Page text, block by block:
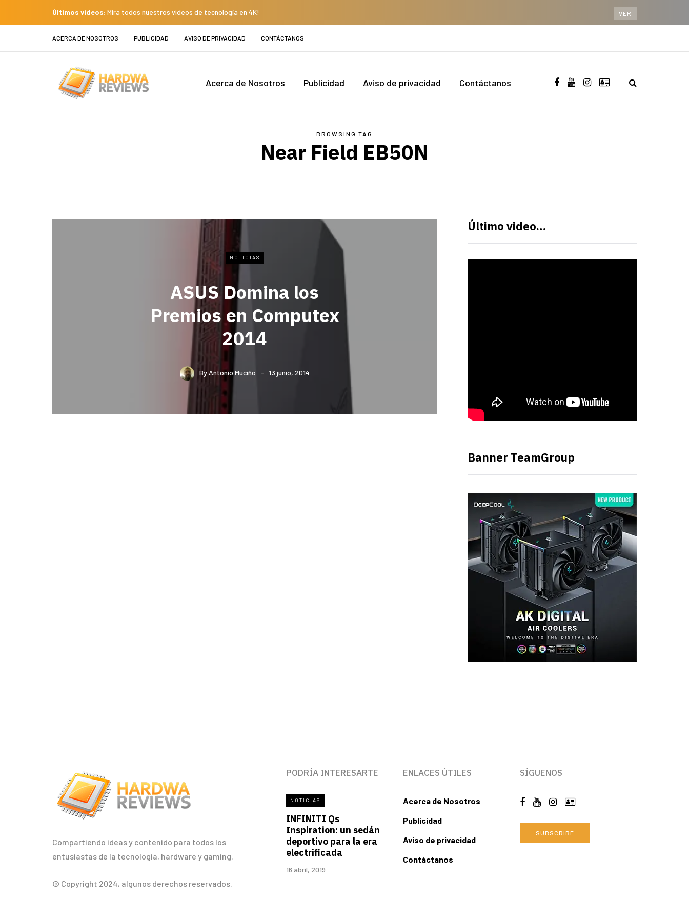
Últimos videos: Mira todos nuestros videos de tecnología en 4K! VER
ACERCA DE NOSOTROS PUBLICIDAD AVISO DE PRIVACIDAD CONTÁCTANOS
Acerca de Nosotros Publicidad Aviso de privacidad Contáctanos
BROWSING TAG
Near Field EB50N
NOTICIAS
ASUS Domina los
Premios en Computex
2014
By Antonio Muciño 13 junio, 2014
Último video…
Banner TeamGroup
Compartiendo ideas y contenido para todos los
entusiastas de la tecnología, hardware y gaming.
© Copyright 2024, algunos derechos reservados.
PODRÍA INTERESARTE
NOTICIAS
INFINITI Qs
Inspiration: un sedán
deportivo para la era
electrificada
16 abril, 2019
ENLACES ÚTILES
Acerca de Nosotros
Publicidad
Aviso de privacidad
Contáctanos
SÍGUENOS
SUBSCRIBE